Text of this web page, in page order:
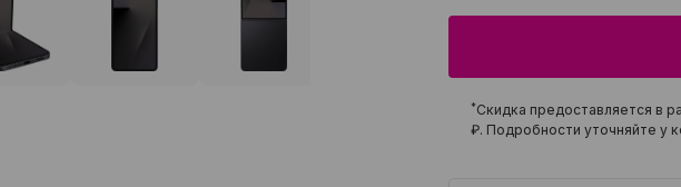
*Скидка предоставляется в
₽. Подробности уточняйте у